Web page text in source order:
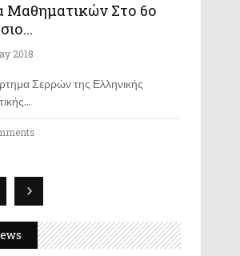
Μαθηματικών Στο 6ο
2018
Σερρών της Ελληνικής